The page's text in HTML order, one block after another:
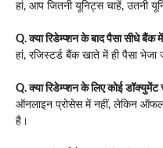
हां, आप जितनी यूनिट्स चाहें, उतनी
Q. क्या रिडेम्प्शन के बाद पैसा सीधे बैंक
हां, रजिस्टर्ड बैंक खाते में ही पैसा भेजा
Q. क्या रिडेम्प्शन के लिए कोई डॉक्युमेंट
ऑनलाइन प्रोसेस में नहीं, लेकिन
है।